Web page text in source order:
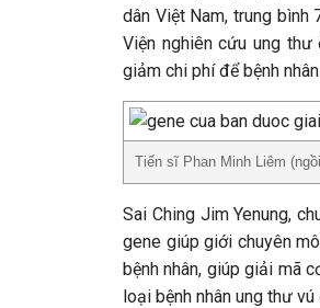
dân Việt Nam, trung
Viện nghiên cứu ung
giảm chi phí để bệnh
Tiến sĩ Phan Minh Liêm
Sai Ching Jim Yenung,
gene giúp giới chuyên
bệnh nhân, giúp giải mã
loại bệnh nhân ung thư